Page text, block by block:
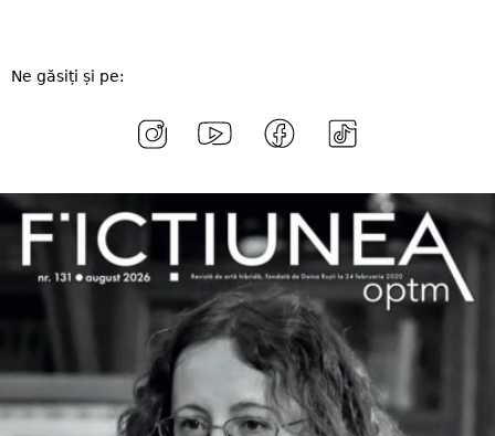
Ne găsiți și pe: